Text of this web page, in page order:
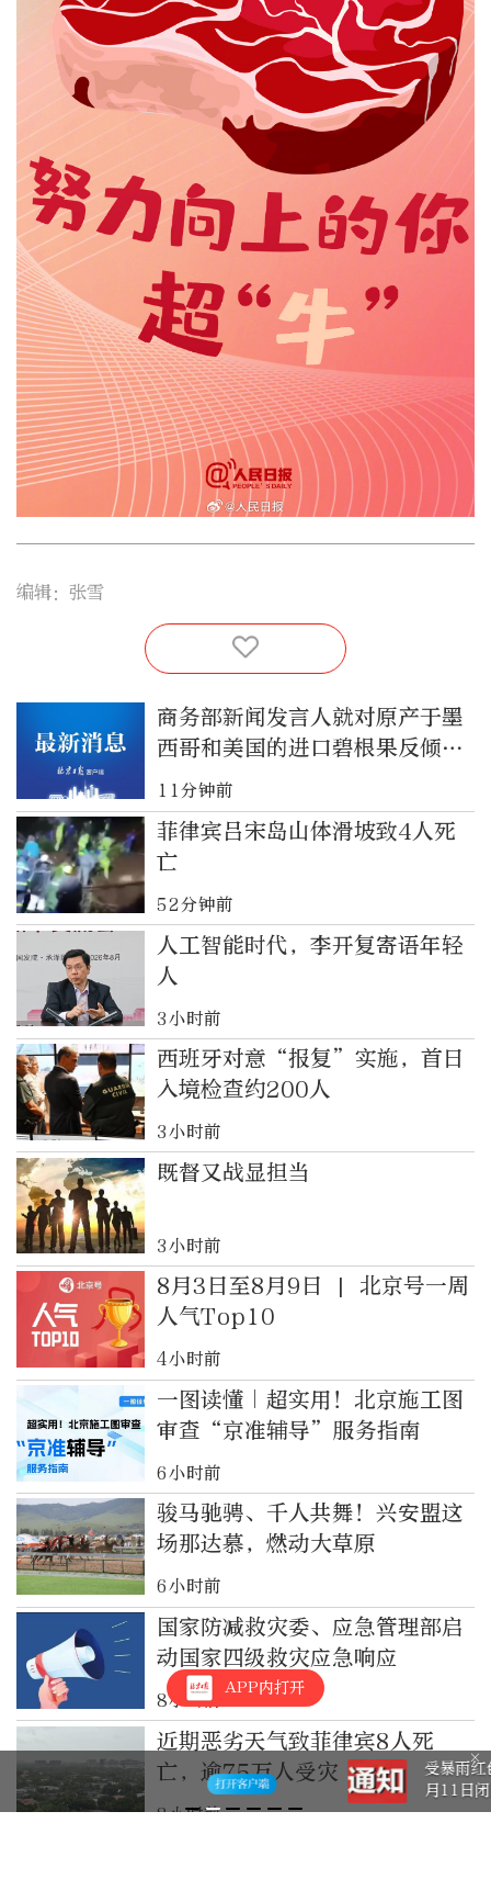
编辑：张雪
商务部新闻发言人就对原产于墨
西哥和美国的进口碧根果反倾销
调查初裁答记者问
11分钟前
菲律宾吕宋岛山体滑坡致4人死
亡
52分钟前
人工智能时代，李开复寄语年轻
人
3小时前
西班牙对意“报复”实施，首日
入境检查约200人
3小时前
既督又战显担当
3小时前
8月3日至8月9日 | 北京号一周
人气Top10
4小时前
一图读懂｜超实用！北京施工图
审查“京准辅导”服务指南
6小时前
骏马驰骋、千人共舞！兴安盟这
场那达慕，燃动大草原
6小时前
国家防减救灾委、应急管理部启
动国家四级救灾应急响应
8小时前
近期恶劣天气致菲律宾8人死
亡，逾75万人受灾
8小时前
APP内打开
受暴雨红色预警影响，妙峰山景区8
月11日闭园